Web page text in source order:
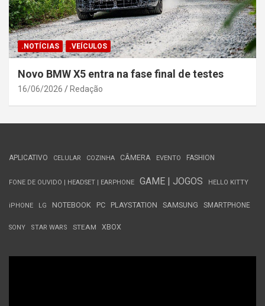
.NOTÍCIAS .VEÍCULOS
Novo BMW X5 entra na fase final de testes
16/06/2026 Redação
APLICATIVO CELULAR COZINHA CÂMERA EVENTO FASHION
FONE DE OUVIDO | HEADSET | EARPHONE GAME | JOGOS HELLO KITTY
iPHONE LG NOTEBOOK PC PLAYSTATION SAMSUNG SMARTPHONE
SONY STAR WARS STEAM XBOX